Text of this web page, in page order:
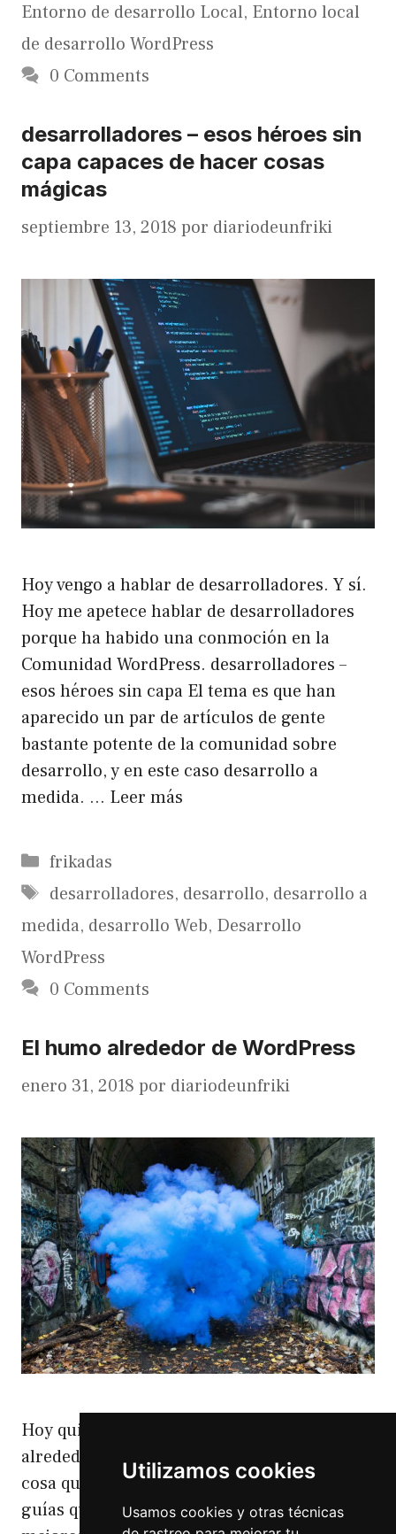
Utilizamos cookies
Usamos cookies y otras técnicas
Entorno de desarrollo Local, Entorno local
de desarrollo WordPress
0 Comments
desarrolladores – esos héroes sin
capa capaces de hacer cosas
mágicas
septiembre 13, 2018 por diariodeunfriki
Hoy vengo a hablar de desarrolladores. Y sí.
Hoy me apetece hablar de desarrolladores
porque ha habido una conmoción en la
Comunidad WordPress. desarrolladores –
esos héroes sin capa El tema es que han
aparecido un par de artículos de gente
bastante potente de la comunidad sobre
desarrollo, y en este caso desarrollo a
medida. … Leer más
Categorías
frikadas
Etiquetas
desarrolladores, desarrollo, desarrollo a
medida, desarrollo Web, Desarrollo
WordPress
0 Comments
El humo alrededor de WordPress
enero 31, 2018 por diariodeunfriki
Hoy quiero ser un poco crítico. Con el humo
alrededor de WordPress quiero contaros una
cosa que me pasó el otro día. Vi una de esas
guías que tanto venden para el Seo de los